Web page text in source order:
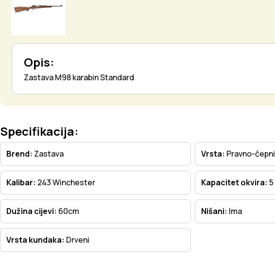
Opis:
Zastava M98 karabin Standard
Specifikacija:
Brend: Zastava Vrsta: Pravno-čepni
Kalibar: 243 Winchester Kapacitet okvira: 5
Dužina cijevi: 60cm Nišani: Ima
Vrsta kundaka: Drveni